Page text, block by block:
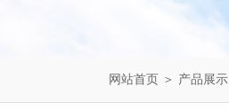
网站首页 ＞ 产品展示